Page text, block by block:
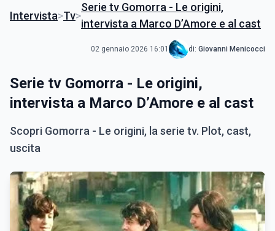
Intervista>Tv>
Serie tv Gomorra - Le origini,
intervista a Marco D’Amore e al cast
02 gennaio 2026 16:01 di: Giovanni Menicocci
Serie tv Gomorra - Le origini,
intervista a Marco D’Amore e al cast
Scopri Gomorra - Le origini, la serie tv. Plot, cast,
uscita